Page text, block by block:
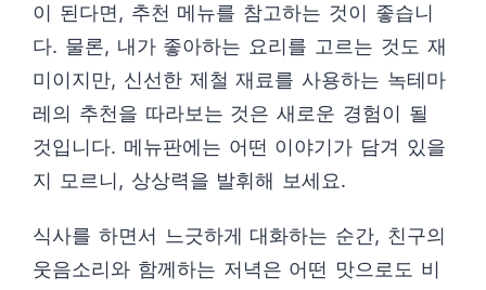
이 된다면, 추천 메뉴를 참고하는 것이 좋습니
다. 물론, 내가 좋아하는 요리를 고르는 것도 재
미이지만, 신선한 제철 재료를 사용하는 녹테마
레의 추천을 따라보는 것은 새로운 경험이 될
것입니다. 메뉴판에는 어떤 이야기가 담겨 있을
지 모르니, 상상력을 발휘해 보세요.
식사를 하면서 느긋하게 대화하는 순간, 친구의
웃음소리와 함께하는 저녁은 어떤 맛으로도 비